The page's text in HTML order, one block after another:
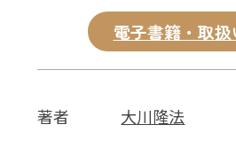
電子書籍・取
著者
大川隆法